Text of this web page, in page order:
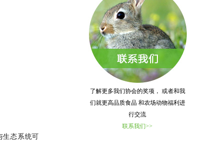
了解更多我们协会的奖项， 或者和我
们就更高品质食品 和农场动物福利进
行交流
联系我们>>
生态系统可